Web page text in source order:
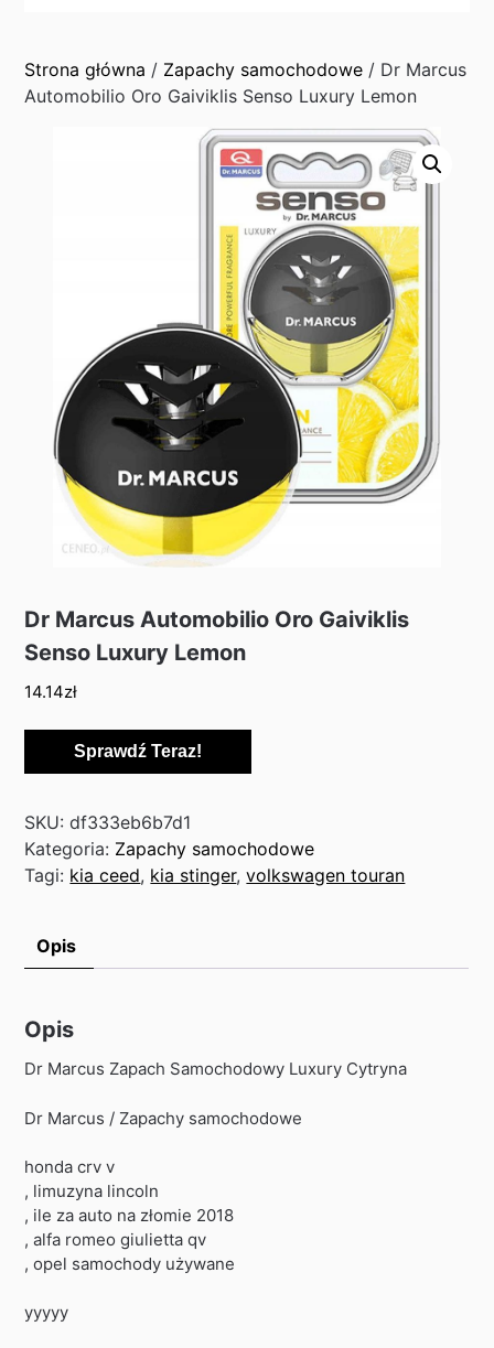
Strona główna / Zapachy samochodowe / Dr Marcus
Automobilio Oro Gaiviklis Senso Luxury Lemon
Dr Marcus Automobilio Oro Gaiviklis
Senso Luxury Lemon
14.14zł
Sprawdź Teraz!
SKU:df333eb6b7d1
Kategoria: Zapachy samochodowe
Tagi: kia ceed, kia stinger,volkswagen touran
Opis
Opis
Dr Marcus Zapach Samochodowy Luxury Cytryna
Dr Marcus / Zapachy samochodowe
honda crv v
, limuzyna lincoln
, ile za auto na złomie 2018
, alfa romeo giulietta qv
, opel samochody używane
yyyyy